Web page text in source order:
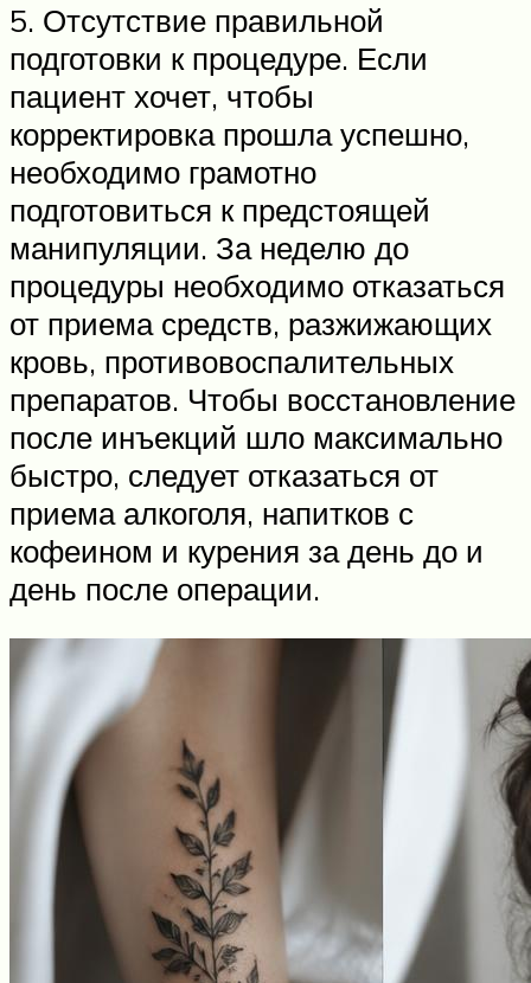
5. Отсутствие правильной
подготовки к процедуре. Если
пациент хочет, чтобы
корректировка прошла успешно,
необходимо грамотно
подготовиться к предстоящей
манипуляции. За неделю до
процедуры необходимо отказаться
от приема средств, разжижающих
кровь, противовоспалительных
препаратов. Чтобы восстановление
после инъекций шло максимально
быстро, следует отказаться от
приема алкоголя, напитков с
кофеином и курения за день до и
день после операции.